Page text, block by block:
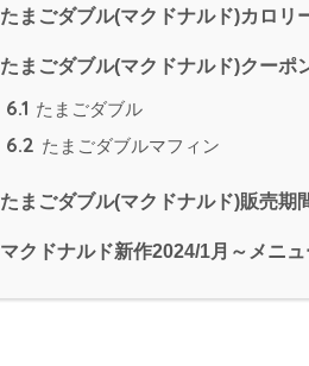
たまごダブル(マクドナルド)カロリ
たまごダブル(マクドナルド)クーポ
6.1 たまごダブル
6.2 たまごダブルマフィン
たまごダブル(マクドナルド)販売期
マクドナルド新作2024/1月～メニ